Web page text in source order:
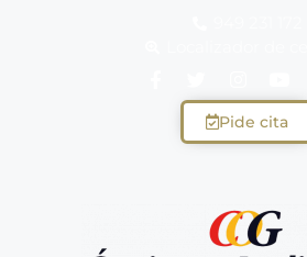
Pide cita